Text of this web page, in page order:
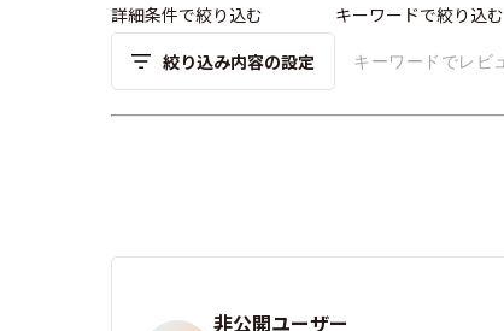
詳細条件で絞り込む
絞り込み内容の設定
キーワードで絞り込む
非公開ユーザー